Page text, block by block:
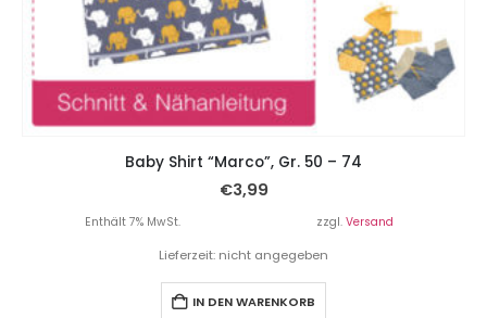
Baby Shirt “Marco”, Gr. 50 – 74
€3,99
Enthält 7% MwSt. zzgl. Versand
Lieferzeit: nicht angegeben
IN DEN WARENKORB